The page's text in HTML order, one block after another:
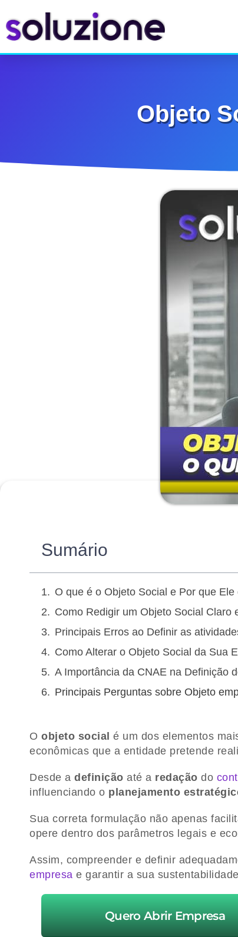
Objeto
Sumário
O que é o Objeto Social e Por que
Como Redigir um Objeto Social Claro
Principais Erros ao Definir as
Como Alterar o Objeto Social da Sua
A Importância da CNAE na Definição
Principais Perguntas sobre Objeto
O objeto social é um dos elementos
econômicas que a entidade pretende
Desde a definição até a redação do
influenciando o planejamento
Sua correta formulação não apenas
opere dentro dos parâmetros legais e
Assim, compreender e definir
empresa e garantir a sua
Quero Abrir Empresa